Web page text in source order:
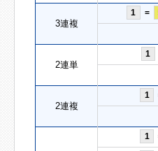
3連複
1 =
2連単
1
2連複
1
1